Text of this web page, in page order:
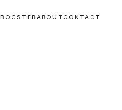
BOOSTER ABOUT CONTACT